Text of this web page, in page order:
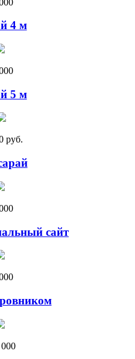
4 м
5 м
руб.
сайт